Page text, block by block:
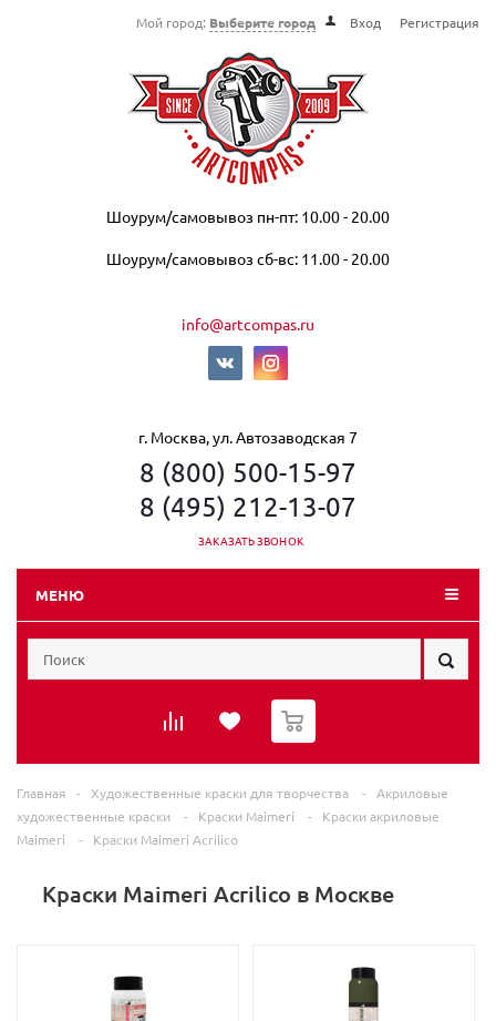
Мой город: Выберите город Вход Регистрация
Шоурум/самовывоз пн-пт: 10.00 - 20.00
Шоурум/самовывоз сб-вс: 11.00 - 20.00
info@artcompas.ru
г. Москва, ул. Автозаводская 7
8 (800) 500-15-97
8 (495) 212-13-07
ЗАКАЗАТЬ ЗВОНОК
МЕНЮ
0
Главная - Художественные краски для творчества -
Акриловые
художественные краски
- Краски Maimeri -
Краски акриловые
Maimeri
- Краски Maimeri Acrilico
Краски Maimeri Acrilico в Москве